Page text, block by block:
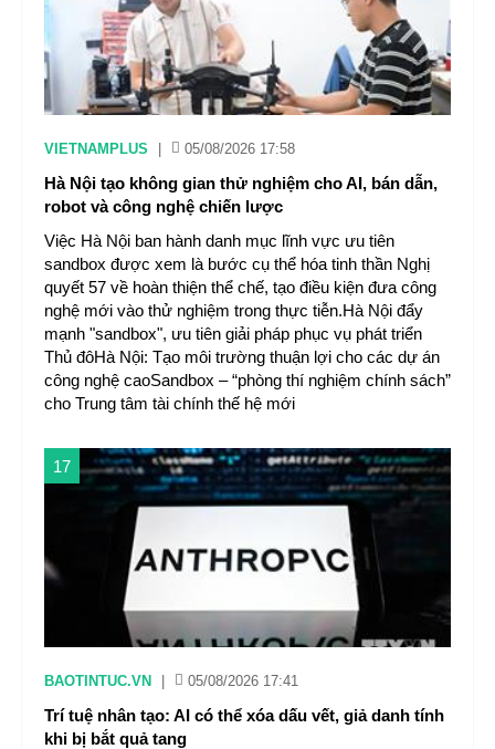
VIETNAMPLUS 05/08/2026 17:58
Hà Nội tạo không gian thử nghiệm cho AI, bán dẫn,
robot và công nghệ chiến lược
Việc Hà Nội ban hành danh mục lĩnh vực ưu tiên
sandbox được xem là bước cụ thể hóa tinh thần Nghị
quyết 57 về hoàn thiện thể chế, tạo điều kiện đưa công
nghệ mới vào thử nghiệm trong thực tiễn.Hà Nội đẩy
mạnh "sandbox", ưu tiên giải pháp phục vụ phát triển
Thủ đôHà Nội: Tạo môi trường thuận lợi cho các dự án
công nghệ caoSandbox – “phòng thí nghiệm chính sách”
cho Trung tâm tài chính thế hệ mới
17
BAOTINTUC.VN 05/08/2026 17:41
Trí tuệ nhân tạo: AI có thể xóa dấu vết, giả danh tính
khi bị bắt quả tang